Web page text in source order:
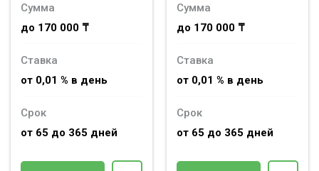
Сумма
до 170 000 ₸
Ставка
от 0,01 % в день
Срок
от 65 до 365 дней
Сумма
до 170 000 ₸
Ставка
от 0,01 % в день
Срок
от 65 до 365 дней